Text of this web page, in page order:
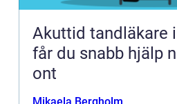
Akuttid tandläkare i
får du snabb hjälp
ont